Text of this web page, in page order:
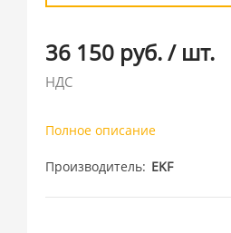
36 150 руб./ шт.
НДС
Полное описание
Производитель EKF